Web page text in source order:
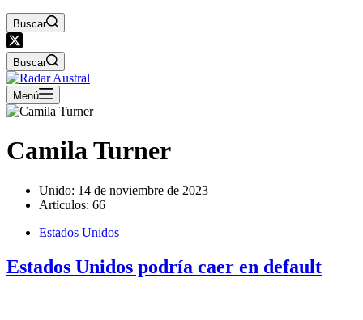
Buscar
Buscar
Menú
Camila Turner
Unido: 14 de noviembre de 2023
Artículos: 66
Estados Unidos
Estados Unidos podría caer en default